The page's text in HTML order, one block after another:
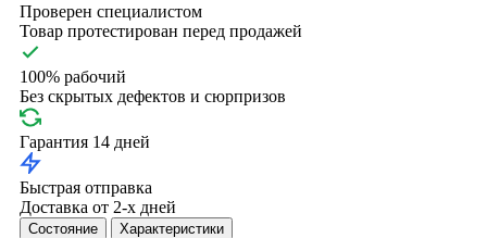
Проверен специалистом
Товар протестирован перед продажей
100% рабочий
Без скрытых дефектов и сюрпризов
Гарантия 14 дней
Быстрая отправка
Доставка от 2-х дней
Состояние Характеристики